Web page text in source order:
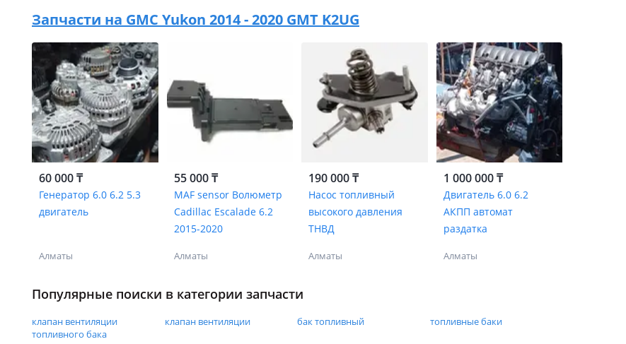
Запчасти на GMC Yukon 2014 - 2020 GMT K2UG
60 000 ₸
Генератор 6.0 6.2 5.3
двигатель
Алматы
55 000 ₸
MAF sensor Волюметр
Cadillac Escalade 6.2
2015-2020
Алматы
190 000 ₸
Насос топливный
высокого давления
ТНВД
Алматы
1 000 000 ₸
Двигатель 6.0 6.2
АКПП автомат
раздатка
Алматы
Популярные поиски в категории запчасти
клапан вентиляции
топливного бака
клапан вентиляции бак топливный топливные баки